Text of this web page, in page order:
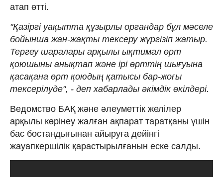
атап өтті.
"Қазіргі уақытта құзырлы органдар бұл мәселе
бойынша жан-жақты тексеру жүргізіп жатыр.
Тергеу шаралары арқылы ықтимал өрт
қоюшыны анықтап және ірі өрттің шығуына
қасақана өрт қоюдың қатысы бар-жоғы
тексерілуде", - деп хабарлады әкімдік өкілдері.
Ведомство БАҚ және әлеуметтік желілер
арқылы көрінеу жалған ақпарат таратқаны үшін
бас бостандығынан айыруға дейінгі
жауапкершілік қарастырылғанын еске салды.